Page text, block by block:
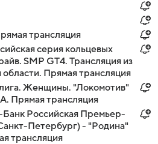
трансляция
серия кольцевых
SMP GT4. Трансляция из
Прямая трансляция
Женщины. "Локомотив"
Прямая трансляция
Российская Премьер-
Петербург) - "Родина"
трансляция